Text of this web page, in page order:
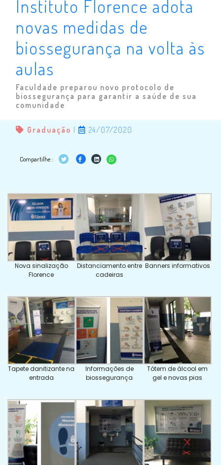
Instituto Florence adota
novas medidas de
biossegurança na volta às
aulas
Faculdade preparou novo protocolo de
biossegurança para garantir a saúde de sua
comunidade
Graduação | 24/07/2020
Compartilhe :
Nova sinalização
Florence
Distanciamento entre
cadeiras
Banners informativos
Tapete danitizante na
entrada
Informações de
biossegurança
Tótem de álcool em
gel e novas pias